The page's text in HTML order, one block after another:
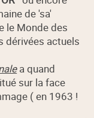
de 'sa'
le Monde des
dérivées actuels
a quand
sur la face
( en 1963 !